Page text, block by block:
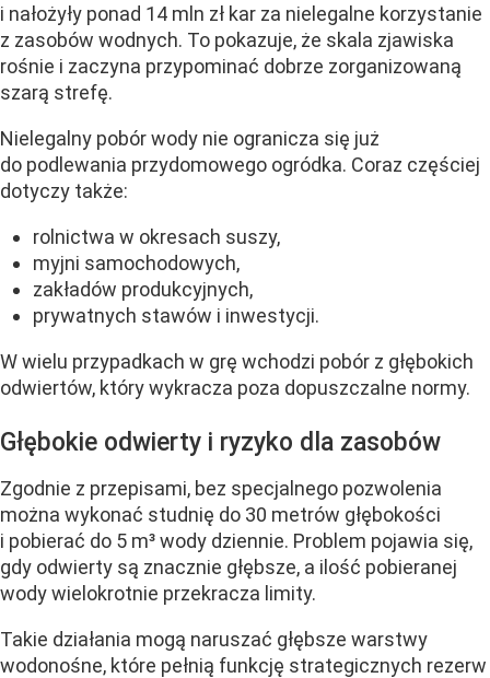
i nałożyły ponad 14 mln zł kar za nielegalne korzystanie
z zasobów wodnych. To pokazuje, że skala zjawiska
rośnie i zaczyna przypominać dobrze zorganizowaną
szarą strefę.
Nielegalny pobór wody nie ogranicza się już
do podlewania przydomowego ogródka. Coraz częściej
dotyczy także:
rolnictwa w okresach suszy,
myjni samochodowych,
zakładów produkcyjnych,
prywatnych stawów i inwestycji.
W wielu przypadkach w grę wchodzi pobór z głębokich
odwiertów, który wykracza poza dopuszczalne normy.
Głębokie odwierty i ryzyko dla zasobów
Zgodnie z przepisami, bez specjalnego pozwolenia
można wykonać studnię do 30 metrów głębokości
i pobierać do 5 m³ wody dziennie. Problem pojawia się,
gdy odwierty są znacznie głębsze, a ilość pobieranej
wody wielokrotnie przekracza limity.
Takie działania mogą naruszać głębsze warstwy
wodonośne, które pełnią funkcję strategicznych rezerw